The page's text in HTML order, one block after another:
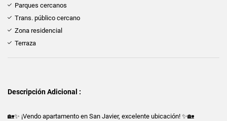
Parques cercanos
Trans. público cercano
Zona residencial
Terraza
Descripción Adicional :
🏡✨ ¡Vendo apartamento en San Javier, excelente ubicación! ✨🏡